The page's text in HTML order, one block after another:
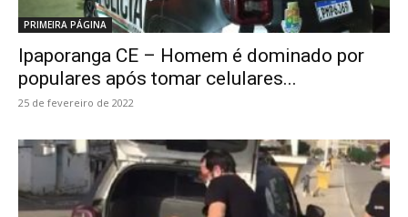
PRIMEIRA PÁGINA
Ipaporanga CE – Homem é dominado por
populares após tomar celulares...
25 de fevereiro de 2022